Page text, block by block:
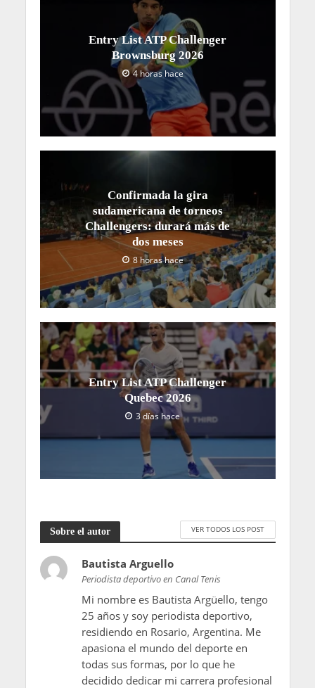
Entry List ATP Challenger
Brownsburg 2026
4 horas hace
Confirmada la gira
sudamericana de torneos
Challengers: durará más de
dos meses
8 horas hace
Entry List ATP Challenger
Quebec 2026
3 días hace
Sobre el autor VER TODOS LOS POST
Bautista Arguello
Periodista deportivo en Canal Tenis
Mi nombre es Bautista Argüello, tengo
25 años y soy periodista deportivo,
residiendo en Rosario, Argentina. Me
apasiona el mundo del deporte en
todas sus formas, por lo que he
decidido dedicar mi carrera profesional